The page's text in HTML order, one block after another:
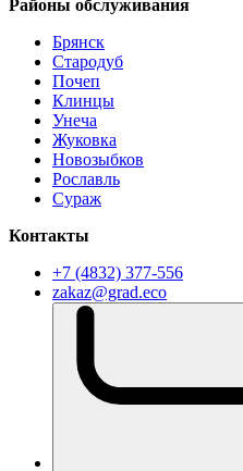
Районы обслуживания
Брянск
Стародуб
Почеп
Клинцы
Унеча
Жуковка
Новозыбков
Рославль
Сураж
Контакты
+7 (4832) 377-556
zakaz@grad.eco